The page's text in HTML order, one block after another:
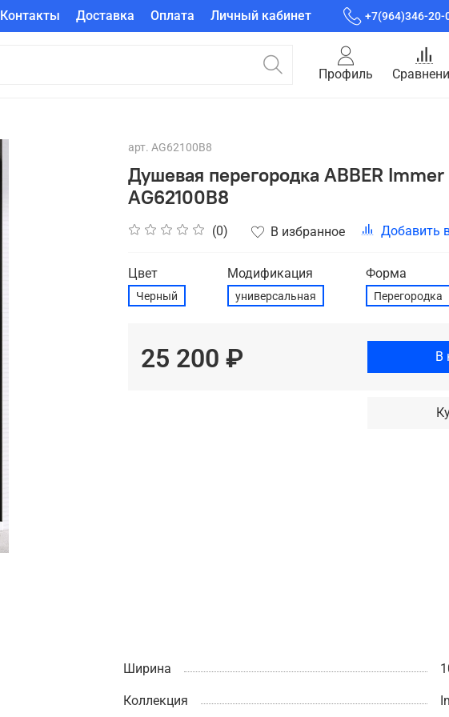
Контакты Доставка Оплата Личный кабинет +7(964)346-20-
Профиль
арт. AG62100B8
Душевая перегородка ABBER
AG62100B8
(0) В избранное Добавить
Цвет
Черный
Модификация
универсальная
Форма
Перегородка
25 200 ₽ В
Ширина
Коллекция